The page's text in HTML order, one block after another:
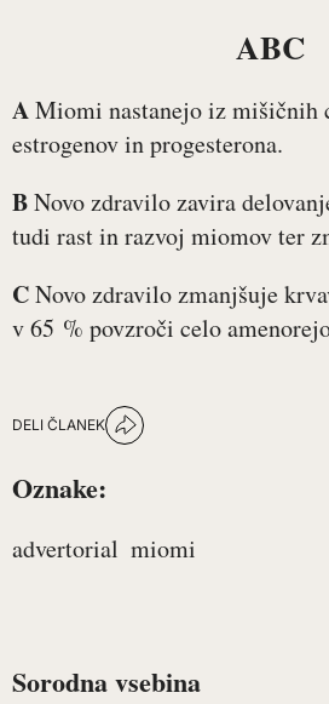
ABC
AMiomi nastanejo iz mišičnih
estrogenov in progesterona.
BNovo zdravilo zavira
tudi rast in razvoj miomov ter
CNovo zdravilo zmanjšuje
v 65 % povzroči celo
DELI ČLANEK
Oznake:
advertorial miomi
Sorodna vsebina